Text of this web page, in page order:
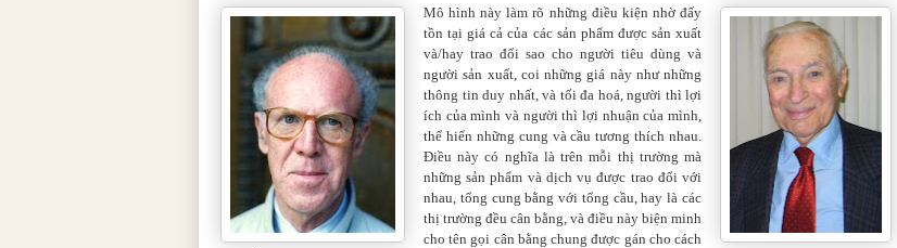
Mô hình này làm rõ những điều kiện nhờ đấy
tồn tại giá cả của các sản phẩm được sản xuất
và/hay trao đổi sao cho người tiêu dùng và
người sản xuất, coi những giá này như những
thông tin duy nhất, và tối đa hoá, người thì lợi
ích của mình và người thì lợi nhuận của mình,
thể hiển những cung và cầu tương thích nhau.
Điều này có nghĩa là trên mỗi thị trường mà
những sản phẩm và dịch vụ được trao đổi với
nhau, tổng cung bằng với tổng cầu, hay là các
thị trường đều cân bằng, và điều này biện minh
cho tên gọi cân bằng chung được gán cho cách